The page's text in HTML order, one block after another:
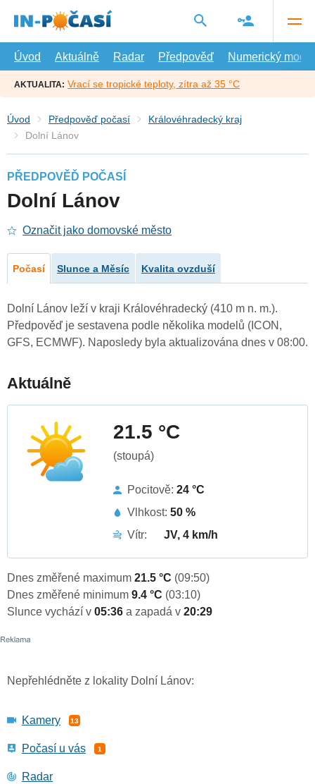
hlavní
Úvod
Aktuálně Radar Předpověď Numerický model
AKTUALITA: Vrací se tropické teploty, zítra až 35 °C
Úvod Předpověď počasí
Královéhradecký kraj
Dolní Lánov
PŘEDPOVĚĎ POČASÍ
Dolní Lánov
Označit jako domovské město
Počasí Slunce a Měsíc Kvalita ovzduší
Dolní Lánov leží v kraji Královéhradecký (410 m n. m.).
Předpověď je sestavena podle několika modelů (ICON,
GFS, ECMWF). Naposledy byla aktualizována dnes v 08:00.
Aktuálně
21.5 °C
(stoupá)
Pocitově: 24 °C
Vlhkost: 50 %
Vítr:
JV, 4 km/h
Dnes změřené maximum 21.5 °C (09:50)
Dnes změřené minimum 9.4 °C (03:10)
Slunce vychází v 05:36 a zapadá v 20:29
Nepřehlédněte z lokality Dolní Lánov:
Kamery 13
Počasí u vás 1
Radar